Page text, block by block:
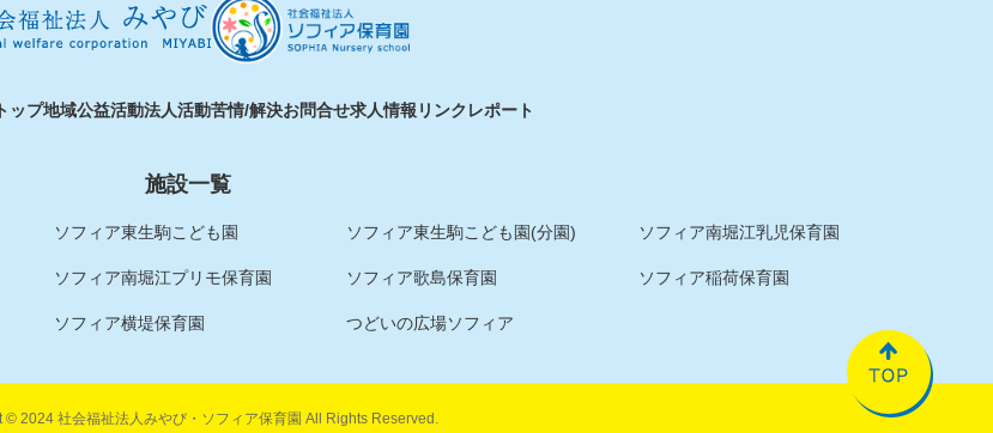
ップ地域公益活動法人活動苦情/解決お問合せ求人情報 リンク レポート
施設一覧
ソフィア東生駒こども園 ソフィア東生駒こども園(分園) ソフィア南堀江乳児保育園
ソフィア南堀江プリモ保育園 ソフィア歌島保育園 ソフィア稲荷保育園
ソフィア横堤保育園 つどいの広場ソフィア
© 2024 社会福祉法人みやび・ソフィア保育園 All Rights Reserved.